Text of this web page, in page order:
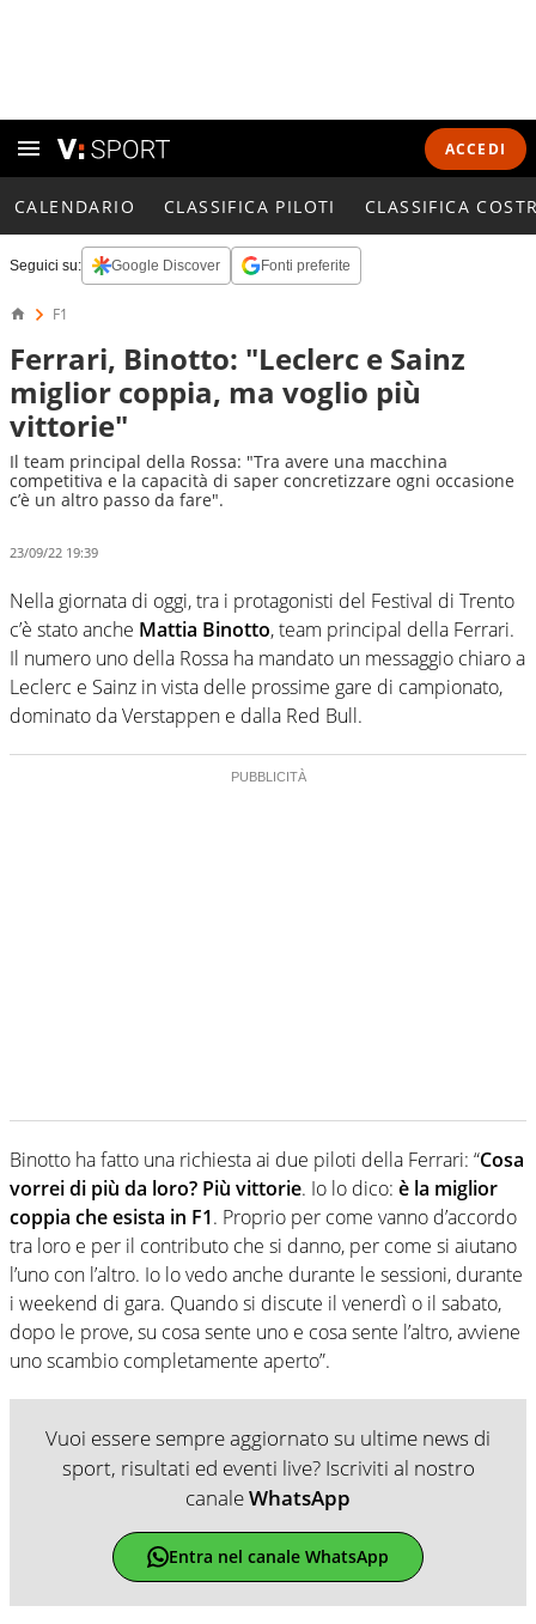
ACCEDI
CALENDARIO CLASSIFICA PILOTI CLASSIFICA
Seguici su: Google Discover Fonti preferite
F1
Ferrari, Binotto: "Leclerc e Sainz
miglior coppia, ma voglio più
vittorie"
Il team principal della Rossa: "Tra avere una macchina
competitiva e la capacità di saper concretizzare ogni occasione
c’è un altro passo da fare".
23/09/22 19:39
Nella giornata di oggi, tra i protagonisti del Festival di Trento
c’è stato anche Mattia Binotto, team principal della Ferrari.
Il numero uno della Rossa ha mandato un messaggio chiaro a
Leclerc e Sainz in vista delle prossime gare di campionato,
dominato da Verstappen e dalla Red Bull.
Binotto ha fatto una richiesta ai due piloti della Ferrari: “Cosa
vorrei di più da loro? Più vittorie. Io lo dico: è la miglior
coppia che esista in F1. Proprio per come vanno d’accordo
tra loro e per il contributo che si danno, per come si aiutano
l’uno con l’altro. Io lo vedo anche durante le sessioni, durante
i weekend di gara. Quando si discute il venerdì o il sabato,
dopo le prove, su cosa sente uno e cosa sente l’altro, avviene
uno scambio completamente aperto”.
Vuoi essere sempre aggiornato su ultime news di
sport, risultati ed eventi live? Iscriviti al nostro
canaleWhatsApp
Entra nel canale WhatsApp